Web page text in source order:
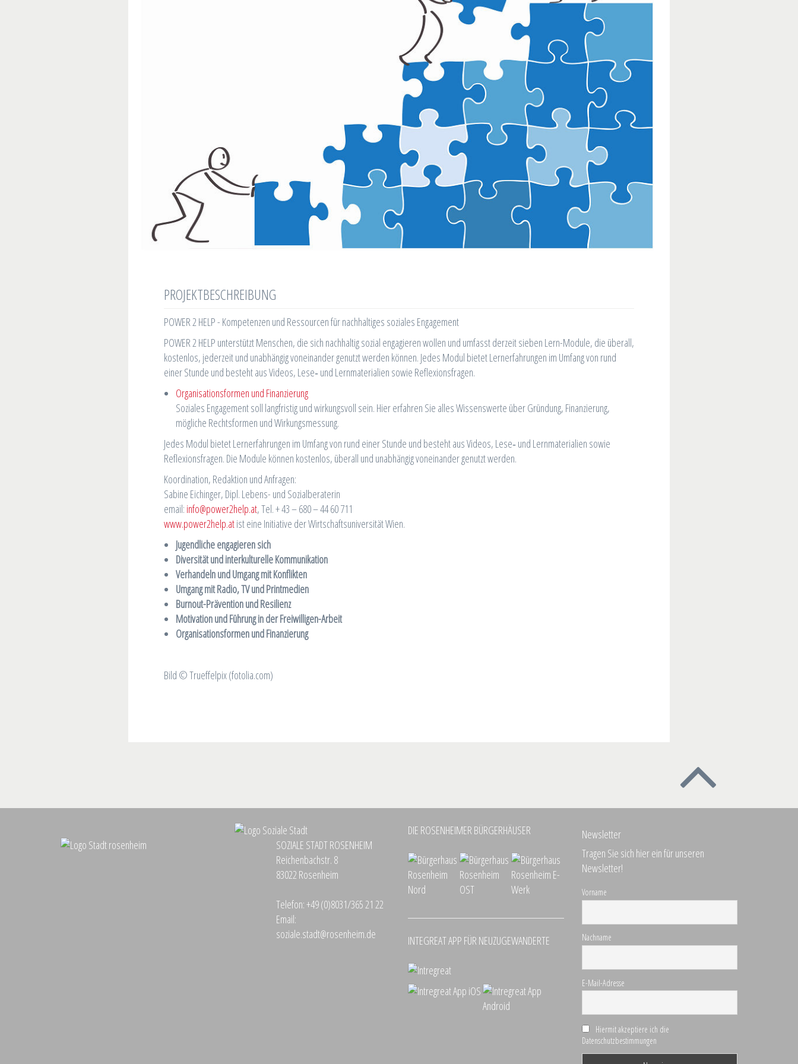
PROJEKTBESCHREIBUNG
POWER 2 HELP - Kompetenzen und Ressourcen für nachhaltiges soziales Engagement
POWER 2 HELP unterstützt Menschen, die sich nachhaltig sozial engagieren wollen und umfasst derzeit sieben Lern-Module, die überall,
kostenlos, jederzeit und unabhängig voneinander genutzt werden können. Jedes Modul bietet Lernerfahrungen im Umfang von rund
einer Stunde und besteht aus Videos, Lese‐ und Lernmaterialien sowie Reflexionsfragen.
Organisationsformen und Finanzierung
Soziales Engagement soll langfristig und wirkungsvoll sein. Hier erfahren Sie alles Wissenswerte über Gründung, Finanzierung,
mögliche Rechtsformen und Wirkungsmessung.
Jedes Modul bietet Lernerfahrungen im Umfang von rund einer Stunde und besteht aus Videos, Lese‐ und Lernmaterialien sowie
Reflexionsfragen. Die Module können kostenlos, überall und unabhängig voneinander genutzt werden.
Koordination, Redaktion und Anfragen:
Sabine Eichinger, Dipl. Lebens- und Sozialberaterin
email: info@power2help.at, Tel. + 43 – 680 – 44 60 711
www.power2help.atist eine Initiative der Wirtschaftsuniversität Wien.
Jugendliche engagieren sich
Diversität und interkulturelle Kommunikation
Verhandeln und Umgang mit Konflikten
Umgang mit Radio, TV und Printmedien
Burnout-Prävention und Resilienz
Motivation und Führung in der Freiwilligen-Arbeit
Organisationsformen und Finanzierung
Bild © Trueffelpix (fotolia.com)
SOZIALE STADT ROSENHEIM
Reichenbachstr. 8
83022 Rosenheim
Telefon:+49 (0)8031/365 21 22
Email:
soziale.stadt@rosenheim.de
DIE ROSENHEIMER BÜRGERHÄUSER
INTEGREAT APP FÜR NEUZUGEWANDERTE
Newsletter
Tragen Sie sich hier ein für unseren
Newsletter!
Vorname
Nachname
E-Mail-Adresse
Hiermit akzeptiere ich die
Datenschutzbestimmungen